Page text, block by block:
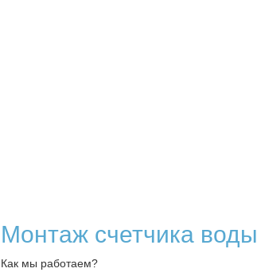
Монтаж счетчика воды
Как мы работаем?